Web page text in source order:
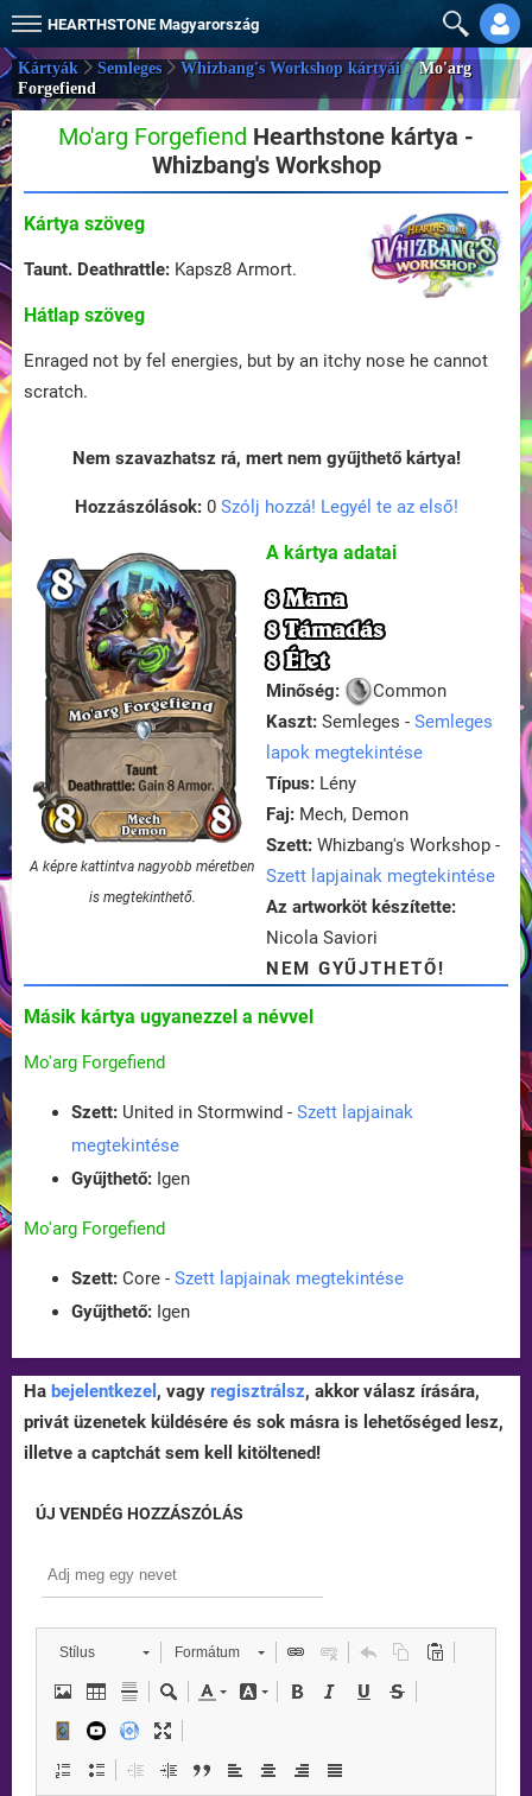
HEARTHSTONE Magyarország
Kártyák Semleges Whizbang's Workshop kártyái
Mo'arg
Forgefiend
Mo'arg Forgefiend Hearthstone kártya -
Whizbang's Workshop
Kártya szöveg
Taunt. Deathrattle: Kapsz8 Armort.
Hátlap szöveg
Enraged not by fel energies, but by an itchy nose he cannot
scratch.
Nem szavazhatsz rá, mert nem gyűjthető kártya!
Hozzászólások:0 Szólj hozzá! Legyél te az első!
A képre kattintva nagyobb méretben
is megtekinthető.
A kártya adatai
8 Mana
8 Támadás
8 Élet
Minőség:
Common
Kaszt: Semleges - Semleges
lapok megtekintése
Típus: Lény
Faj: Mech, Demon
Szett: Whizbang's Workshop -
Szett lapjainak megtekintése
Az artworköt készítette:
Nicola Saviori
NEM GYŰJTHETŐ!
Másik kártya ugyanezzel a névvel
Mo'arg Forgefiend
Szett: United in Stormwind - Szett lapjainak
megtekintése
Gyűjthető: Igen
Mo'arg Forgefiend
Szett: Core - Szett lapjainak megtekintése
Gyűjthető: Igen
Ha bejelentkezel , vagy regisztrálsz, akkor válasz írására,
privát üzenetek küldésére és sok másra is lehetőséged lesz,
illetve a captchát sem kell kitöltened!
ÚJ VENDÉG HOZZÁSZÓLÁS
Stílus Formátum